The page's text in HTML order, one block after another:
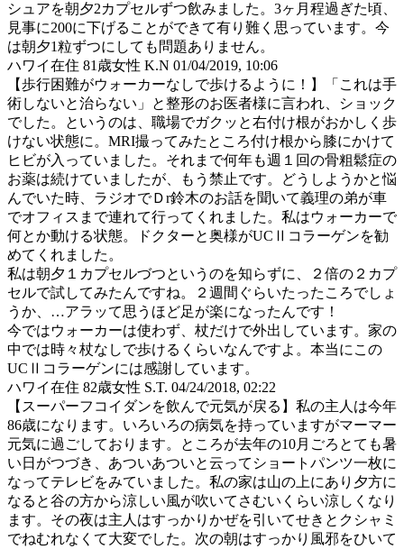
シュアを朝夕2カプセルずつ飲みました。3ヶ月程過ぎた頃、
見事に200に下げることができて有り難く思っています。今
は朝夕1粒ずつにしても問題ありません。
ハワイ在住 81歳女性 K.N 01/04/2019, 10:06
【歩行困難がウォーカーなしで歩けるように！】「これは手
術しないと治らない」と整形のお医者様に言われ、ショック
でした。というのは、職場でガクッと右付け根がおかしく歩
けない状態に。MRI撮ってみたところ付け根から膝にかけて
ヒビが入っていました。それまで何年も週１回の骨粗鬆症の
お薬は続けていましたが、もう禁止です。どうしようかと悩
んでいた時、ラジオでＤr鈴木のお話を聞いて義理の弟が車
でオフィスまで連れて行ってくれました。私はウォーカーで
何とか動ける状態。ドクターと奥様がUCⅡコラーゲンを勧
めてくれました。
私は朝夕１カプセルづつというのを知らずに、２倍の２カプ
セルで試してみたんですね。２週間ぐらいたったころでしょ
うか、…アラッて思うほど足が楽になったんです！
今ではウォーカーは使わず、杖だけで外出しています。家の
中では時々杖なしで歩けるくらいなんですよ。本当にこの
UCⅡコラーゲンには感謝しています。
ハワイ在住 82歳女性 S.T. 04/24/2018, 02:22
【スーパーフコイダンを飲んで元気が戻る】私の主人は今年
86歳になります。いろいろの病気を持っていますがマーマー
元気に過ごしております。ところが去年の10月ごろとても暑
い日がつづき、あついあついと云ってショートパンツ一枚に
なってテレビをみていました。私の家は山の上にあり夕方に
なると谷の方から涼しい風が吹いてさむいくらい涼しくなり
ます。その夜は主人はすっかりかぜを引いてせきとクシャミ
でねむれなくて大変でした。次の朝はすっかり風邪をひいて